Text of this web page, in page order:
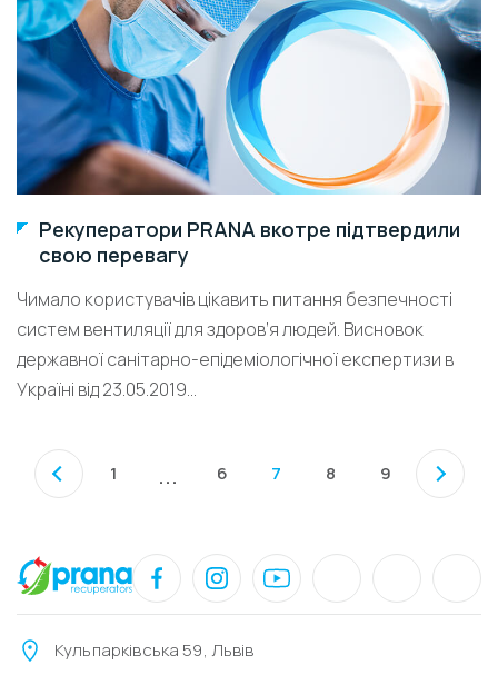
Рекуператори PRANA вкотре підтвердили
свою перевагу
Чимало користувачів цікавить питання безпечності
систем вентиляції для здоров’я людей. Висновок
державної санітарно-епідеміологічної експертизи в
Україні від 23.05.2019...
1 ... 6 7 8 9
Кульпарківська 59, Львів